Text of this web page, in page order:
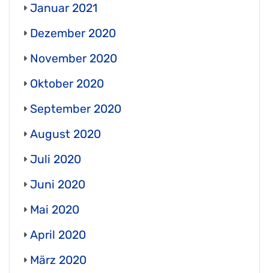
Januar 2021
Dezember 2020
November 2020
Oktober 2020
September 2020
August 2020
Juli 2020
Juni 2020
Mai 2020
April 2020
März 2020